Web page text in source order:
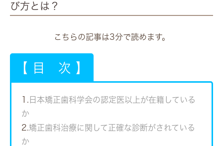
び方とは？
こちらの記事は3分で読めます。
【 目 次 】
1.
日本矯正歯科学会の認定医以上が在籍している
か
2. 矯正歯科治療に関して正確な診断がされている
か